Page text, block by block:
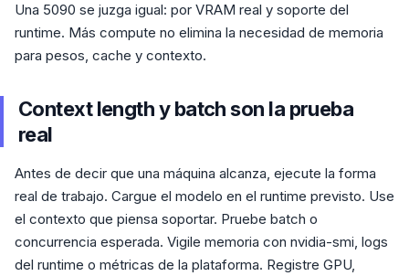
Una 5090 se juzga igual: por VRAM real y soporte del
runtime. Más compute no elimina la necesidad de memoria
para pesos, cache y contexto.
Context length y batch son la prueba
real
Antes de decir que una máquina alcanza, ejecute la forma
real de trabajo. Cargue el modelo en el runtime previsto. Use
el contexto que piensa soportar. Pruebe batch o
concurrencia esperada. Vigile memoria con nvidia-smi, logs
del runtime o métricas de la plataforma. Registre GPU,